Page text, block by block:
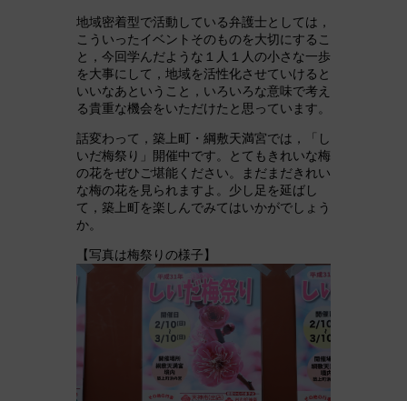
地域密着型で活動している弁護士としては，
こういったイベントそのものを大切にするこ
と，今回学んだような１人１人の小さな一歩
を大事にして，地域を活性化させていけると
いいなあということ，いろいろな意味で考え
る貴重な機会をいただけたと思っています。
話変わって，築上町・綱敷天満宮では，「し
いだ梅祭り」開催中です。とてもきれいな梅
の花をぜひご堪能ください。まだまだきれい
な梅の花を見られますよ。少し足を延ばし
て，築上町を楽しんでみてはいかがでしょう
か。
【写真は梅祭りの様子】